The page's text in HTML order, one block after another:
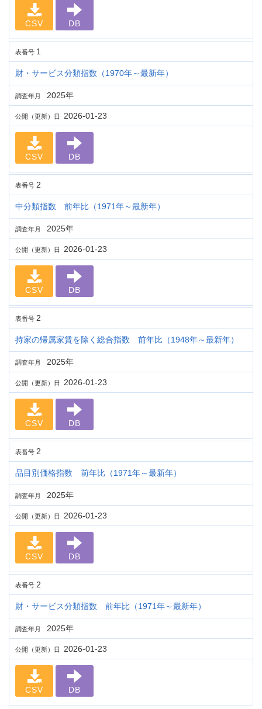
CSV DB
表番号 1
財・サービス分類指数（1970年～最新年）
調査年月 2025年
公開（更新）日 2026-01-23
CSV DB
表番号 2
中分類指数 前年比（1971年～最新年）
調査年月 2025年
公開（更新）日 2026-01-23
CSV DB
表番号 2
持家の帰属家賃を除く総合指数 前年比（1948年～最新年）
調査年月 2025年
公開（更新）日 2026-01-23
CSV DB
表番号 2
品目別価格指数 前年比（1971年～最新年）
調査年月 2025年
公開（更新）日 2026-01-23
CSV DB
表番号 2
財・サービス分類指数 前年比（1971年～最新年）
調査年月 2025年
公開（更新）日 2026-01-23
CSV DB